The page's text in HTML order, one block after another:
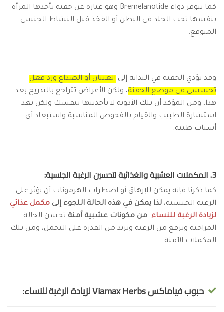
كما يتوفر دواء Bremelanotide وهو عبارة عن حقنة تأخذها المرأة
بنفسها تحت الجلد في البطن أو الفخذ قبل النشاط الجنسي
المتوقع.
وقد تؤدي الحقنة في البداية إلى الغثيان أو الصداع ورد فعل
تحسسي في موضع الحقنة، ولكن الأعراض تتراجع بالتدريج بعد
هذا، ومن المؤكد أن تلك الأدوية لا تأخذينها بنفسك ولكن بعد
استشارة الطبيب والقيام بالفحوص المناسبة واستبعاد أي
أسباب طبية.
3. المكملات العشبية والغذائية لتحسين الرغبة الجنسية:
كما ذكرنا فإنه يمكن للإرهاق أو اضطراب الهرمونات أن يؤثر على
الرغبة الجنسية، لذا يمكن في هذه الحالة اللجوء إلى مكمل عذائي
لزيادة الرغبة للنساء من مكونات عشبية آمنة تحسن الحالة
المزاجية وترفع من الرغبة وتزيد من القدرة على التحمل، ومن تلك
المكملات الآمنة:
حبوب فياماكس Viamax Herbs لزيادة الرغبة للنساء: